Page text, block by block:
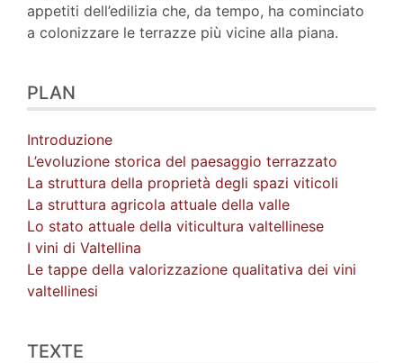
appetiti dell’edilizia che, da tempo, ha cominciato
a colonizzare le terrazze più vicine alla piana.
PLAN
Introduzione
L’evoluzione storica del paesaggio terrazzato
La struttura della proprietà degli spazi viticoli
La struttura agricola attuale della valle
Lo stato attuale della viticultura valtellinese
I vini di Valtellina
Le tappe della valorizzazione qualitativa dei vini
valtellinesi
TEXTE